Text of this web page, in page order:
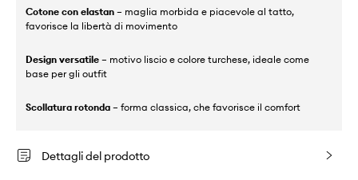
Cotone con elastan – maglia morbida e piacevole al tatto,
favorisce la libertà di movimento
Design versatile – motivo liscio e colore turchese, ideale come
base per gli outfit
Scollatura rotonda – forma classica, che favorisce il comfort
Dettagli del prodotto